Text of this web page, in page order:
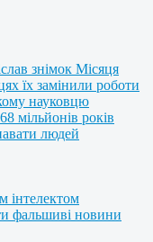
знімок Місяця
їх замінили роботи
науковцю
мільйонів років
людей
інтелектом
фальшиві новини